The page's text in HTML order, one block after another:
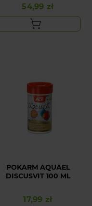
Cena
54,99 zł
POKARM AQUAEL
DISCUSVIT 100 ML
Cena
17,99 zł